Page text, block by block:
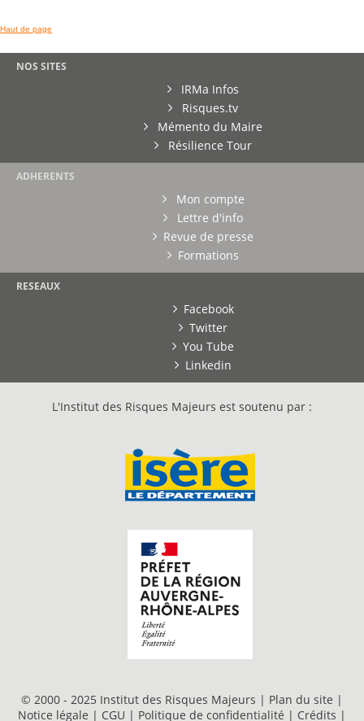
Haut de page
NOS SITES
IRMa Infos
Risques.tv
Mémento du Maire
Résilience Tour
ADHERENTS
Mon compte
Lettre d'info
Revue de presse
Formations
RESEAUX
Facebook
Twitter
You Tube
Linkedin
L'Institut des Risques Majeurs est soutenu par :
© 2000 - 2025 Institut des Risques Majeurs | Plan du site |
Notice légale | CGU | Politique de confidentialité | Crédits |